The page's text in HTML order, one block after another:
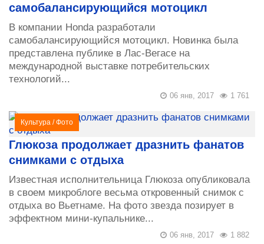
самобалансирующийся мотоцикл
В компании Honda разработали
самобалансирующийся мотоцикл. Новинка была
представлена публике в Лас-Вегасе на
международной выставке потребительских
технологий...
1 761
06 янв, 2017
Культура /Фото
Глюкоза продолжает дразнить фанатов
снимками с отдыха
Известная исполнительница Глюкоза опубликовала
в своем микроблоге весьма откровенный снимок с
отдыха во Вьетнаме. На фото звезда позирует в
эффектном мини-купальнике...
1 882
06 янв, 2017